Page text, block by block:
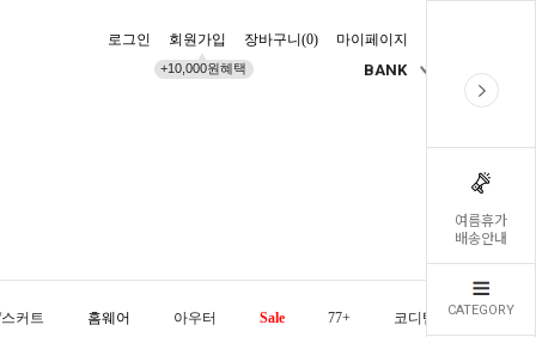
여름휴가
배송안내
CATEGORY
로그인 회원가입
+10,000원혜택
장바구니(0) 마이페이지
BANK
커트 홈웨어 아우터 Sale 77+ 코디템 오늘발송